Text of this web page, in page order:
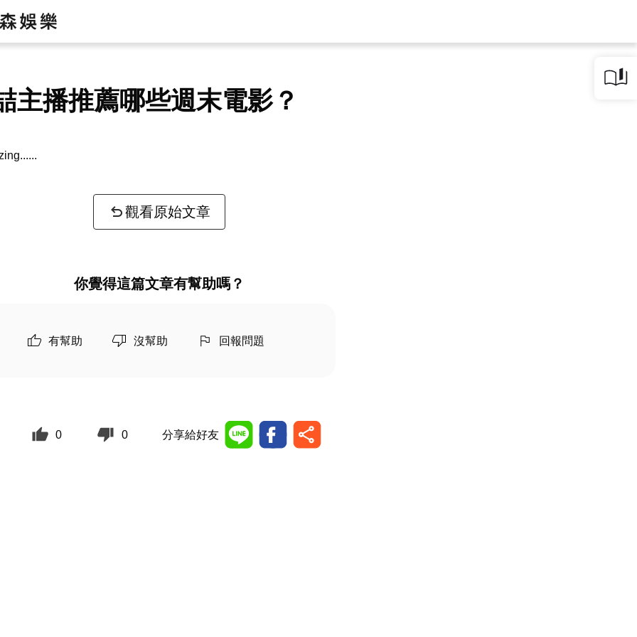
主播推薦哪些週末電影？
觀看原始文章
你覺得這篇文章有幫助嗎？
有幫助 沒幫助 回報問題
0 0 分享給好友